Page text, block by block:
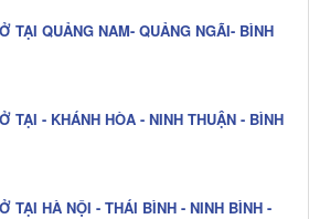
TẠI QUẢNG NAM- QUẢNG NGÃI- BÌNH
TẠI - KHÁNH HÒA - NINH THUẬN - BÌNH
TẠI HÀ NỘI - THÁI BÌNH - NINH BÌNH -